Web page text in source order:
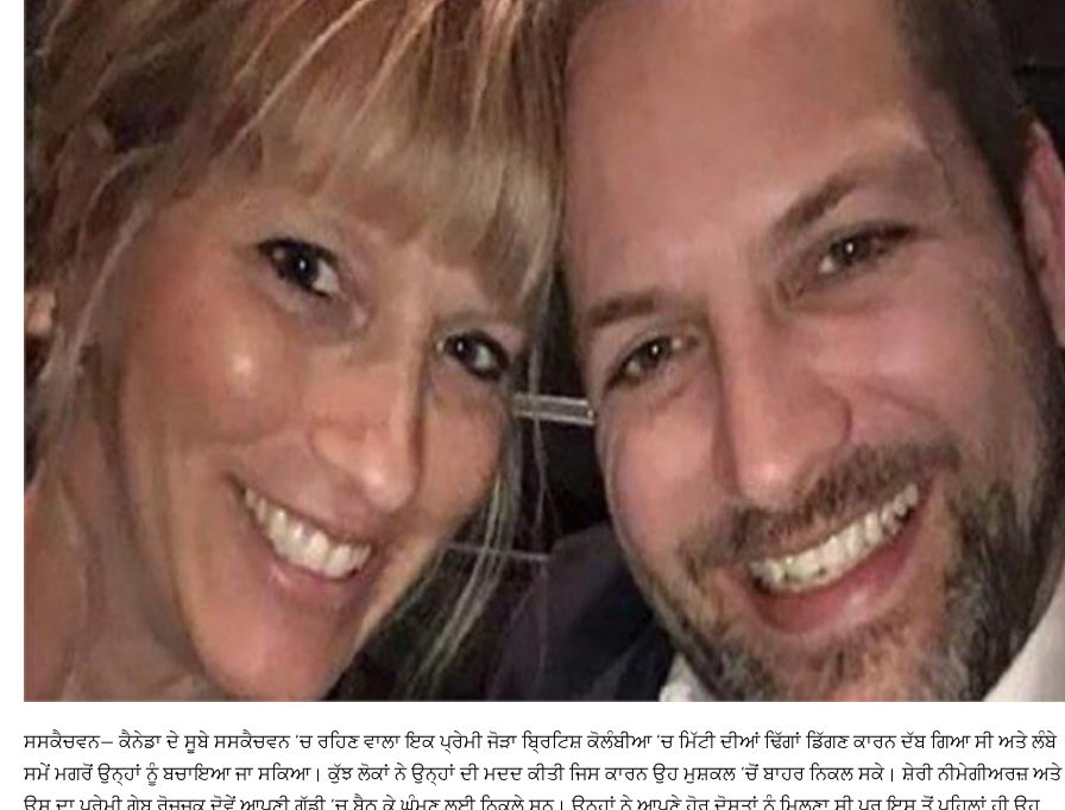
ਸਸਕੈਚਵਨ— ਕੈਨੇਡਾ ਦੇ ਸੂਬੇ ਸਸਕੈਚਵਨ ‘ਚ ਰਹਿਣ ਵਾਲਾ ਇਕ ਪ੍ਰੇਮੀ ਜੋੜਾ ਬ੍ਰਿਟਿਸ਼ ਕੋਲੰਬੀਆ ‘ਚ ਮਿੱਟੀ ਦੀਆਂ ਢਿੱਗਾਂ ਡਿੱਗਣ ਕਾਰਨ ਦੱਬ ਗਿਆ ਸੀ ਅਤੇ ਲੰਬੇ
ਸਮੇਂ ਮਗਰੋਂ ਉਨ੍ਹਾਂ ਨੂੰ ਬਚਾਇਆ ਜਾ ਸਕਿਆ। ਕੁੱਝ ਲੋਕਾਂ ਨੇ ਉਨ੍ਹਾਂ ਦੀ ਮਦਦ ਕੀਤੀ ਜਿਸ ਕਾਰਨ ਉਹ ਮੁਸ਼ਕਲ ‘ਚੋਂ ਬਾਹਰ ਨਿਕਲ ਸਕੇ। ਸ਼ੇਰੀ ਨੀਮੇਗੀਅਰਜ਼ ਅਤੇ